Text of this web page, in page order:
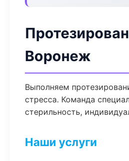
Воронеж
Выполняем
стресса. Команда
стерильность,
Наши услуги